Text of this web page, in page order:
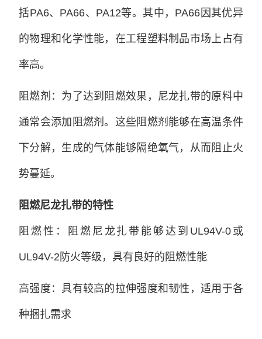
括PA6、PA66、PA12等。其中，PA66因其优异
的物理和化学性能，在工程塑料制品市场上占有
率高。
阻燃剂：为了达到阻燃效果，尼龙扎带的原料中
通常会添加阻燃剂。这些阻燃剂能够在高温条件
下分解，生成的气体能够隔绝氧气，从而阻止火
势蔓延。
阻燃尼龙扎带的特性
阻燃性：阻燃尼龙扎带能够达到UL94V-0或
UL94V-2防火等级，具有良好的阻燃性能
高强度：具有较高的拉伸强度和韧性，适用于各
种捆扎需求